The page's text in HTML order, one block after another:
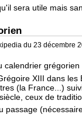
sera utile mais
du 23 décembre
calendrier
XIII dans
(la France...)
ceux de
passage